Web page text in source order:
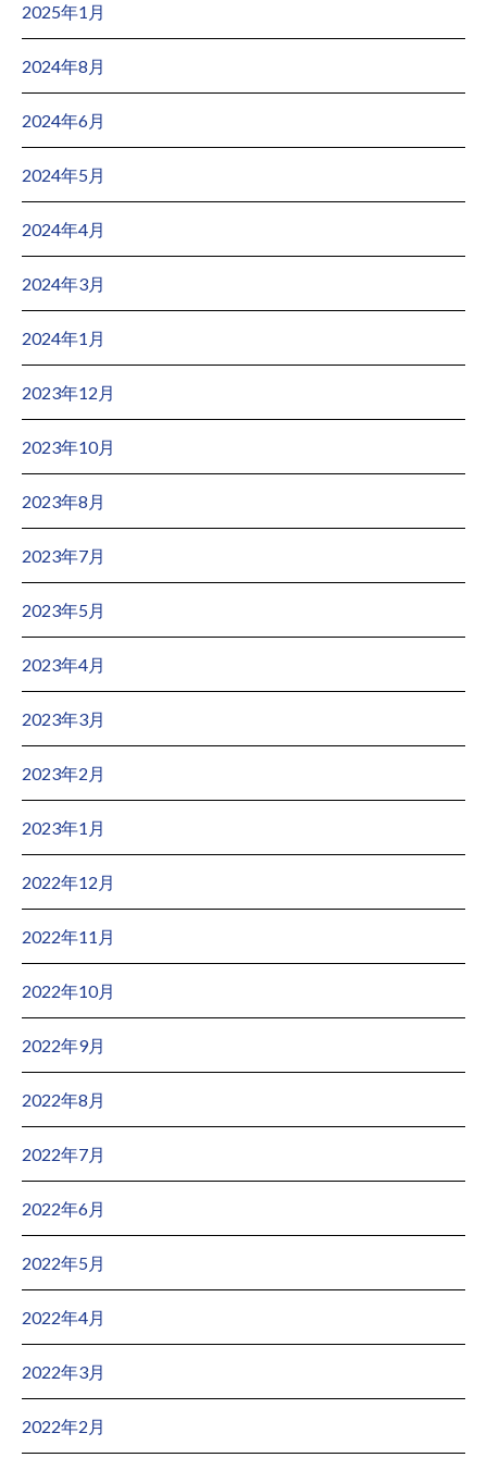
2025年1月
2024年8月
2024年6月
2024年5月
2024年4月
2024年3月
2024年1月
2023年12月
2023年10月
2023年8月
2023年7月
2023年5月
2023年4月
2023年3月
2023年2月
2023年1月
2022年12月
2022年11月
2022年10月
2022年9月
2022年8月
2022年7月
2022年6月
2022年5月
2022年4月
2022年3月
2022年2月